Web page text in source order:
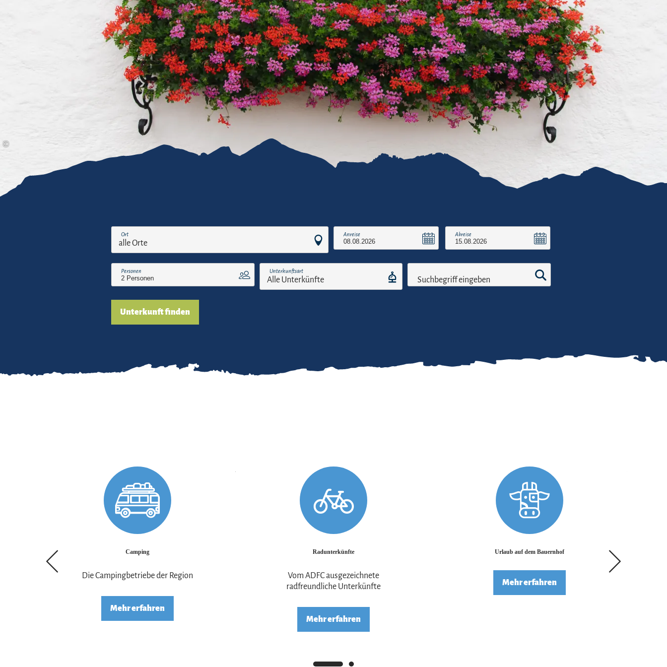
Gleitschirmfliegen &
Luftsport
Interaktive Vollbildkarte
Barrierefreiheit im
Chiemgau
Chiemgau G'schichten
©
Ort Anreise Abreise
Personen Unterkunftsart
Suchbegriff eingeben
Unterkunft finden
Camping
Die Campingbetriebe der Region
Mehr erfahren
Radunterkünfte
Vom ADFC ausgezeichnete
radfreundliche Unterkünfte
Mehr erfahren
Urlaub auf dem Bauernhof
Mehr erfahren